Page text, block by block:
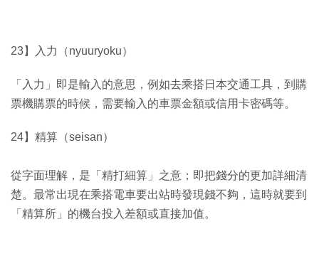
23】入力（nyuuryoku）
「入力」即是輸入的意思，例如去乘搭日本交通工具，到購
票機購票的時候，需要輸入的車票金額或信用卡密碼等。
24】精算（seisan）
從字面理解，是「精打細算」之意；即把錢分的更加詳細清
楚。最常出現在乘搭電車要出站時發現錢不夠，這時就要到
「精算所」的機台投入差額或直接加值。